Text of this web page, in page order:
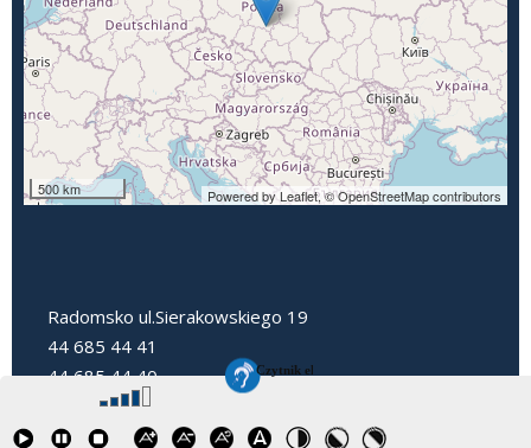
500 km Powered by Leaflet,© OpenStreetMap contributors
Radomsko ul.Sierakowskiego 19
44 685 44 41
44 685 44 40
dyrektorpp3@radomsko.pl